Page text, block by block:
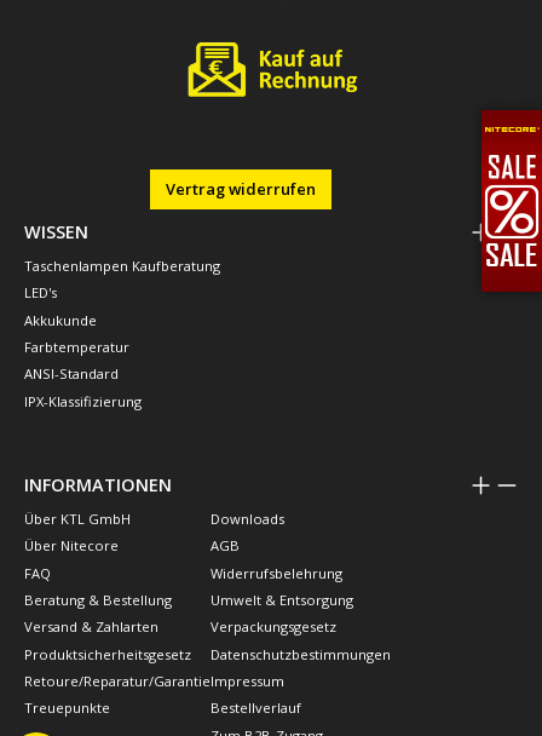
Vertrag widerrufen
WISSEN
Taschenlampen Kaufberatung
LED's
Akkukunde
Farbtemperatur
ANSI-Standard
IPX-Klassifizierung
INFORMATIONEN
Über KTL GmbH
Über Nitecore
FAQ
Beratung & Bestellung
Versand & Zahlarten
Produktsicherheitsgesetz
Retoure/Reparatur/Garantie
Treuepunkte
Downloads
AGB
Widerrufsbelehrung
Umwelt & Entsorgung
Verpackungsgesetz
Datenschutzbestimmungen
Impressum
Bestellverlauf